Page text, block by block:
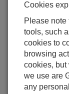
Blog Menu
Displaying 1 - 1
バイブレー
る理由は何
著者： Robin
Cookies
Please
tools, such
cookies to
browsing
cookies, but
we use are
any